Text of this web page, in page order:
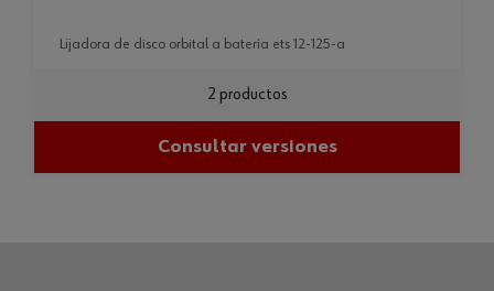
lijadora de disco orbital a batería ets 12-125-a
2 productos
Consultar versiones